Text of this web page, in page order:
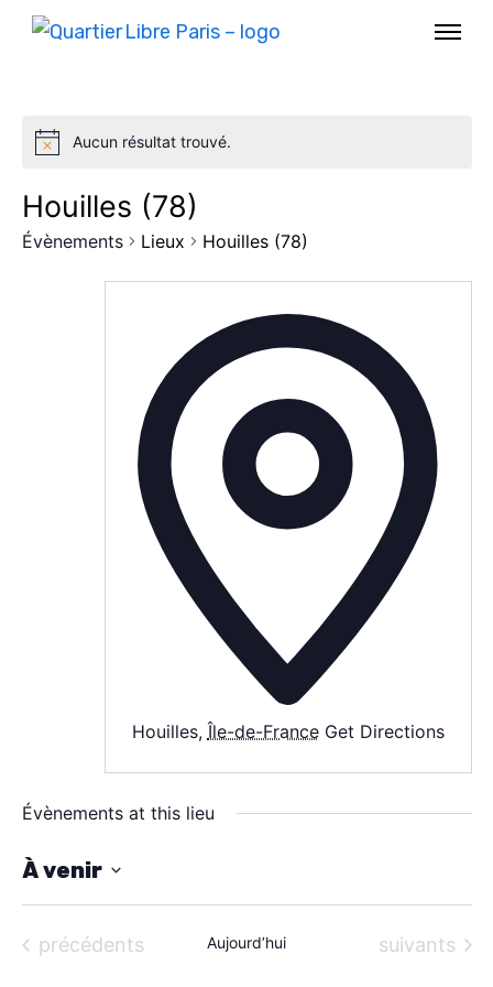
AGENDA
SPECTACLE
À PROPOS
CONTACT
Aucun résultat trouvé.
Houilles (78)
Évènements Lieux Houilles (78)
Houilles, Île-de-France Get Directions
Évènements at this lieu
À venir
S
é Évènements
précédents Aujourd’hui Évènements
suivants